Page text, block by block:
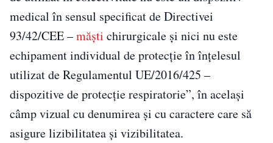
medical în sensul specificat de Directivei
93/42/CEE –măşti chirurgicale şi nici nu este
echipament individual de protecţie în înţelesul
utilizat de Regulamentul UE/2016/425 –
dispozitive de protecţie respiratorie”, în acelaşi
câmp vizual cu denumirea şi cu caractere care să
asigure lizibilitatea şi vizibilitatea.